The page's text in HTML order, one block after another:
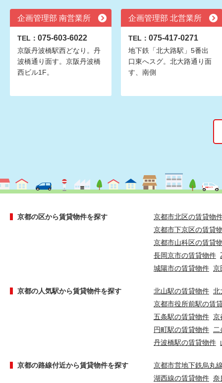
企画管理部 南営業所
TEL： 075-603-6022
京阪丹波橋駅西どなり。丹
波橋通り面す。京阪丹波橋
西ビル1F。
企画管理部 北営業所
TEL： 075-417-0271
地下鉄「北大路駅」5番出
口東へスグ。北大路通り面
す、南側
京都の区から賃貸物件を探す
京都市北区の賃貸物
京都市下京区の賃貸
京都市山科区の賃貸
長岡京市の賃貸物件
城陽市の賃貸物件 京
京都の人気駅から賃貸物件を探す 北山駅の賃貸物件 北
京都市役所前駅の賃
五条駅の賃貸物件 京
円町駅の賃貸物件
丹波橋駅の賃貸物件
京都の路線付近から賃貸物件を探す
京都市営地下鉄烏丸
湖西線の賃貸物件 奈